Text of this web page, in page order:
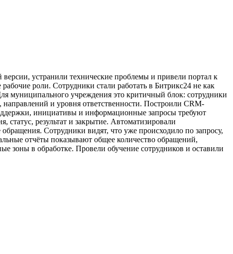
устранили технические проблемы и привели портал к
роли. Сотрудники стали работать в Битрикс24 не как
муниципального учреждения это критичный блок: сотрудники
и уровня ответственности. Построили CRM-
инициативы и информационные запросы требуют
статус, результат и закрытие. Автоматизировали
Сотрудники видят, что уже происходило по запросу,
отчёты показывают общее количество обращений,
зоны в обработке. Провели обучение сотрудников и оставили